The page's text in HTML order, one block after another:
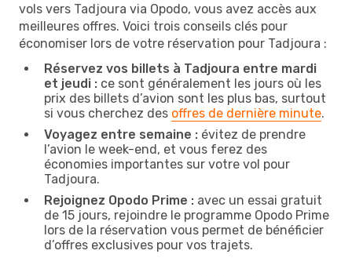
vols vers Tadjoura via Opodo, vous avez accès aux
meilleures offres. Voici trois conseils clés pour
économiser lors de votre réservation pour Tadjoura :
Réservez vos billets à Tadjoura entre mardi
et jeudi : ce sont généralement les jours où les
prix des billets d’avion sont les plus bas, surtout
si vous cherchez des offres de dernière minute.
Voyagez entre semaine : évitez de prendre
l’avion le week-end, et vous ferez des
économies importantes sur votre vol pour
Tadjoura.
Rejoignez Opodo Prime : avec un essai gratuit
de 15 jours, rejoindre le programme Opodo Prime
lors de la réservation vous permet de bénéficier
d’offres exclusives pour vos trajets.